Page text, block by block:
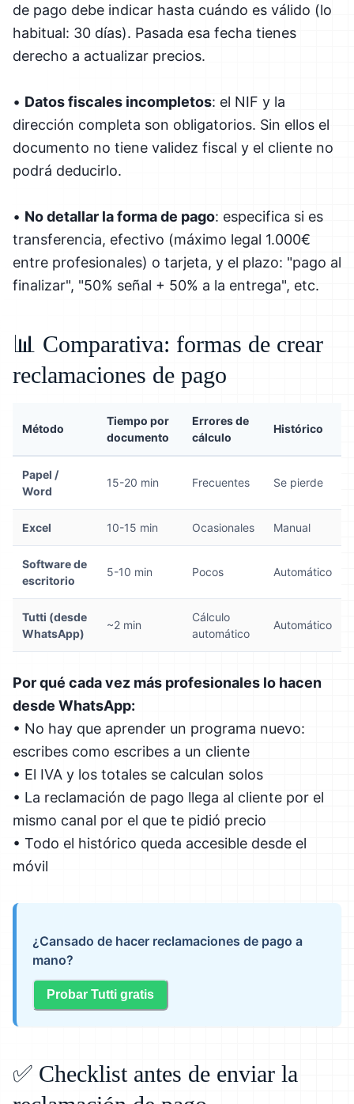
de pago debe indicar hasta cuándo es válido (lo
habitual: 30 días). Pasada esa fecha tienes
derecho a actualizar precios.
• Datos fiscales incompletos: el NIF y la
dirección completa son obligatorios. Sin ellos el
documento no tiene validez fiscal y el cliente no
podrá deducirlo.
• No detallar la forma de pago: especifica si es
transferencia, efectivo (máximo legal 1.000€
entre profesionales) o tarjeta, y el plazo: "pago al
finalizar", "50% señal + 50% a la entrega", etc.
📊 Comparativa: formas de crear
reclamaciones de pago
Método
Tiempo por
documento
Errores de
cálculo
Histórico
Papel /
Word
15-20 min Frecuentes Se pierde
Excel 10-15 min Ocasionales Manual
Software de
escritorio
5-10 min Pocos Automático
Tutti (desde
WhatsApp)
~2 min
Cálculo
automático
Automático
Por qué cada vez más profesionales lo hacen
desde WhatsApp:
• No hay que aprender un programa nuevo:
escribes como escribes a un cliente
• El IVA y los totales se calculan solos
• La reclamación de pago llega al cliente por el
mismo canal por el que te pidió precio
• Todo el histórico queda accesible desde el
móvil
¿Cansado de hacer reclamaciones de pago a
mano?
Probar Tutti gratis
✅ Checklist antes de enviar la